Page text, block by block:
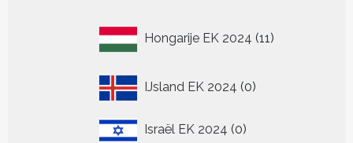
Hongarije EK 2024 11
producten
IJsland EK 2024 00
Israël EK 2024 00